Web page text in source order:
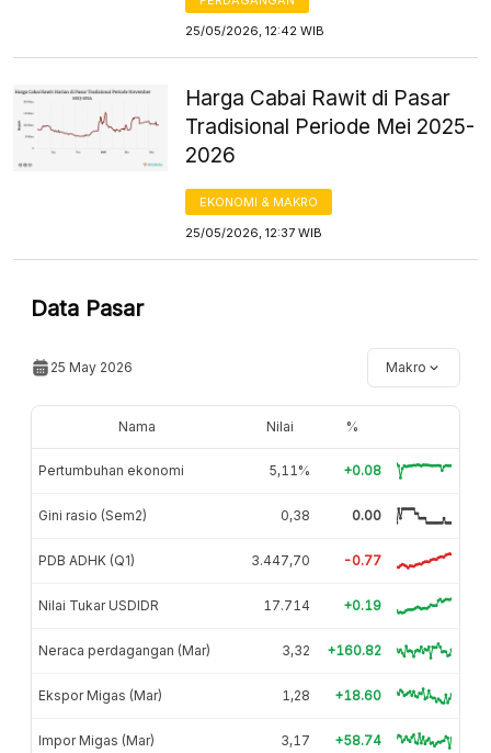
25/05/2026, 12:42 WIB
Harga Cabai Rawit di Pasar
Tradisional Periode Mei 2025-
2026
EKONOMI & MAKRO
25/05/2026, 12:37 WIB
Data Pasar
25 May 2026 Makro
Nama Nilai %
Pertumbuhan ekonomi 5,11% +0.08
Gini rasio (Sem2) 0,38 0.00
PDB ADHK (Q1) 3.447,70 -0.77
Nilai Tukar USDIDR 17.714 +0.19
Neraca perdagangan (Mar) 3,32 +160.82
Ekspor Migas (Mar) 1,28 +18.60
Impor Migas (Mar) 3,17 +58.74